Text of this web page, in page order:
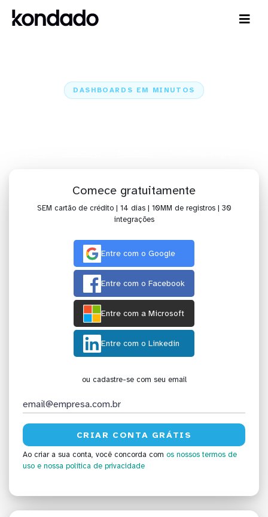
DASHBOARDS EM MINUTOS
Comece gratuitamente
SEM cartão de crédito | 14 dias | 10MM de registros | 30
integrações
Entre com o Google
Entre com o Facebook
Entre com a Microsoft
Entre com o Linkedin
ou cadastre-se com seu email
Ao criar a sua conta, você concorda com os nossos termos de
uso e nossa política de privacidade